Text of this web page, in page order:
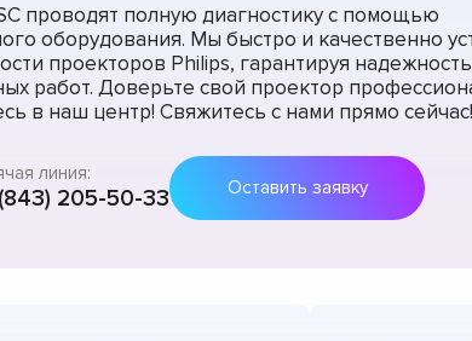
проводят полную диагностику с помощью
оборудования. Мы быстро и качественно
проекторов Philips, гарантируя надежность
работ. Доверьте свой проектор
в наш центр! Свяжитесь с нами прямо сейчас!
линия:
205-50-33 Оставить заявку